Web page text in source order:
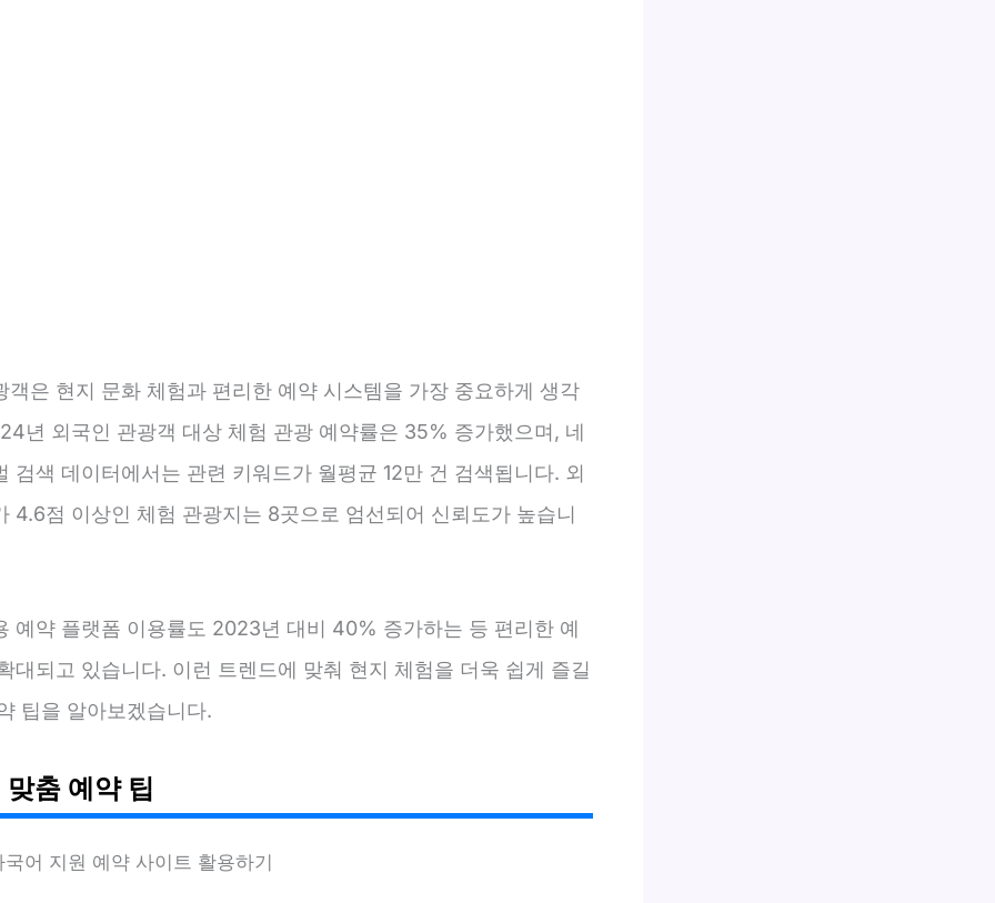
객은 현지 문화 체험과 편리한 예약 시스템을 가장 중요하게 생각
년 외국인 관광객 대상 체험 관광 예약률은 35% 증가했으며, 네
검색 데이터에서는 관련 키워드가 월평균 12만 건 검색됩니다. 외
4.6점 이상인 체험 관광지는 8곳으로 엄선되어 신뢰도가 높습니
예약 플랫폼 이용률도 2023년 대비 40% 증가하는 등 편리한 예
대되고 있습니다. 이런 트렌드에 맞춰 현지 체험을 더욱 쉽게 즐길
팁을 알아보겠습니다.
춤 예약 팁
국어 지원 예약 사이트 활용하기